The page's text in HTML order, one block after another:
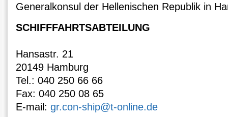
Generalkonsul der Hellenischen Republik in
SCHIFFFAHRTSABTEILUNG
Hansastr. 21
20149 Hamburg
Tel.: 040 250 66 66
Fax: 040 250 08 65
E-mail:gr.con-ship@t-online.de